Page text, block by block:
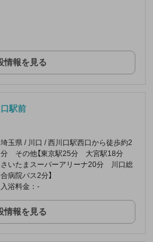
情報を見る
駅前
埼玉県 / 川口 / 西川口駅西口から徒歩約2
分 その他【東京駅25分 大宮駅18分
さいたまスーパーアリーナ20分 川口総
合病院バス2分】
入浴料金：-
情報を見る